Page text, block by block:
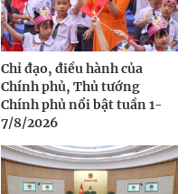
Chỉ đạo, điều hành của
Chính phủ, Thủ tướng
Chính phủ nổi bật tuần 1-
7/8/2026